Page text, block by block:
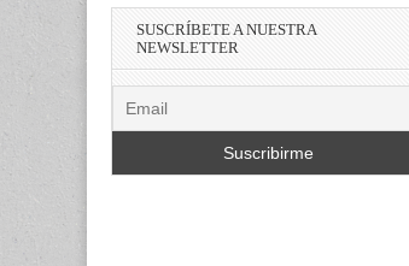
SUSCRÍBETE A NUESTRA
NEWSLETTER